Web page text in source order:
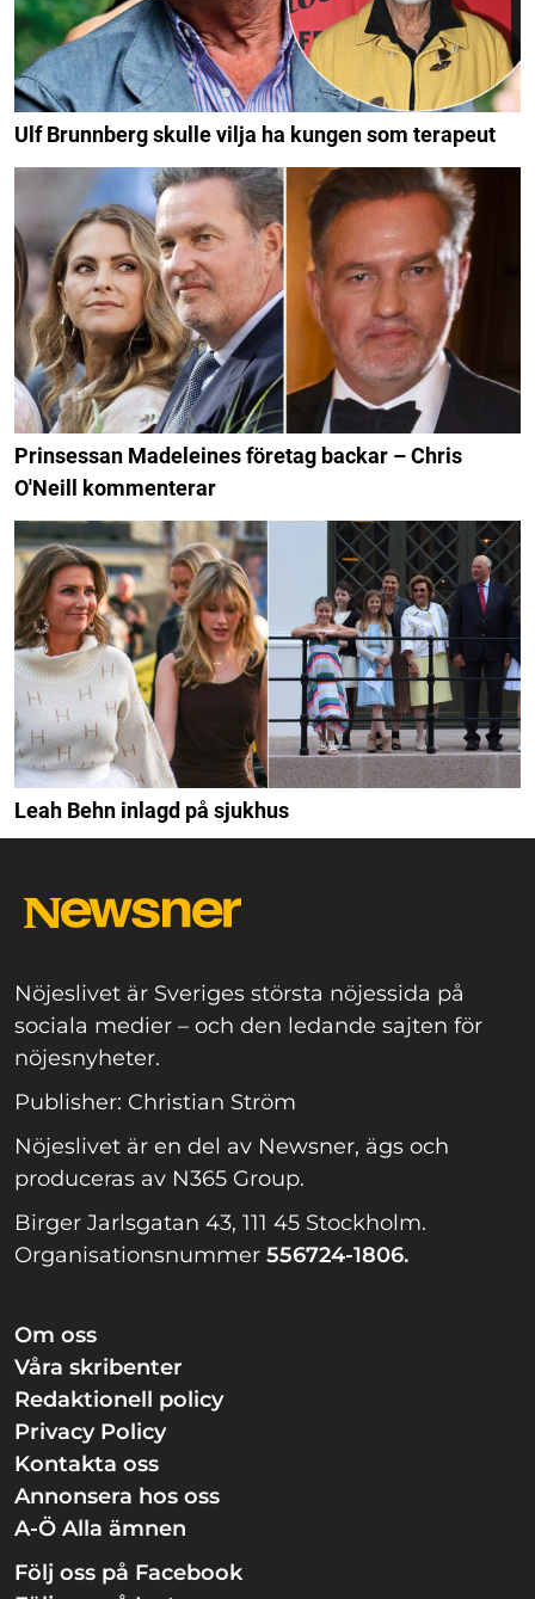
Ulf Brunnberg skulle vilja ha kungen som terapeut
Prinsessan Madeleines företag backar – Chris
O'Neill kommenterar
Leah Behn inlagd på sjukhus
Nöjeslivet är Sveriges största nöjessida på
sociala medier – och den ledande sajten för
nöjesnyheter.
Publisher: Christian Ström
Nöjeslivet är en del av Newsner, ägs och
produceras av N365 Group.
Birger Jarlsgatan 43, 111 45 Stockholm.
Organisationsnummer 556724-1806.
Om oss
Våra skribenter
Redaktionell policy
Privacy Policy
Kontakta oss
Annonsera hos oss
A-Ö Alla ämnen
Följ oss på Facebook